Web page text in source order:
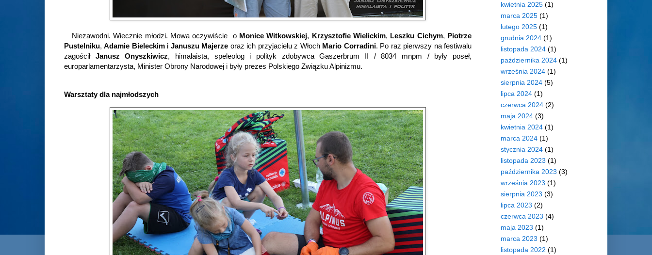
Niezawodni. Wiecznie młodzi. Mowa oczywiście o Monice Witkowskiej, Krzysztofie Wielickim, Leszku Cichym, Piotrze
Pustelniku,Adamie Bieleckimi Januszu Majerze oraz ich przyjacielu z Włoch Mario Corradini. Po raz pierwszy na festiwalu
zagościł Janusz Onyszkiwicz, himalaista, speleolog i polityk zdobywca Gaszerbrum II / 8034 mnpm / były poseł,
europarlamentarzysta, Minister Obrony Narodowej i były prezes Polskiego Związku Alpinizmu.
Warsztaty dla najmłodszych
kwietnia 2025 (1)
marca 2025 (1)
lutego 2025 (1)
grudnia 2024 (1)
listopada 2024 (1)
października 2024 (1)
września 2024 (1)
sierpnia 2024 (5)
lipca 2024 (1)
czerwca 2024 (2)
maja 2024 (3)
kwietnia 2024 (1)
marca 2024 (1)
stycznia 2024 (1)
listopada 2023 (1)
października 2023 (3)
września 2023 (1)
sierpnia 2023 (3)
lipca 2023 (2)
czerwca 2023 (4)
maja 2023 (1)
marca 2023 (1)
listopada 2022 (1)